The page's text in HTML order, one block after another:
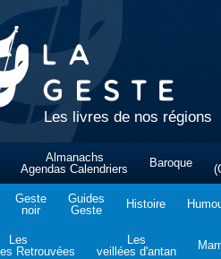
Les livres de nos régions
Almanachs
Agendas Calendriers
Baroque
Geste
noir
Guides
Geste
Histoire
Les
Retrouvées
Les
veillées d'antan